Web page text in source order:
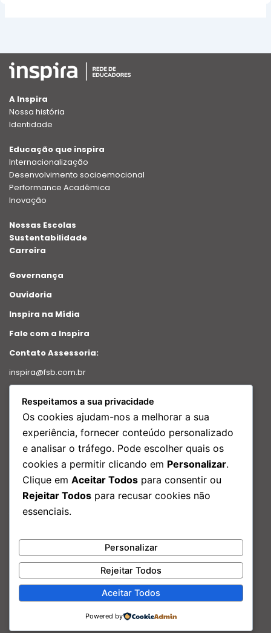
A Inspira
Nossa história
Identidade
Educação que inspira
Internacionalização
Desenvolvimento socioemocional
Performance Acadêmica
Inovação
Nossas Escolas
Sustentabilidade
Carreira
Governança
Ouvidoria
Inspira na Mídia
Fale com a Inspira
Contato Assessoria:
inspira@fsb.com.br
Intranet
Relatório de transparência
Redes Sociais
Facebook
Instagram
Linkedin
Youtube
Nosso Endereço:
Rua São Bento, 29 – Edf. Porto Brasilis, 17º andar Centro, Rio de
Janeiro – RJ
Respeitamos a sua privacidade
Os cookies ajudam-nos a melhorar a sua
experiência, fornecer conteúdo personalizado
e analisar o tráfego. Pode escolher quais os
cookies a permitir clicando em Personalizar.
Clique em Aceitar Todos para consentir ou
Rejeitar Todos para recusar cookies não
essenciais.
Personalizar
Rejeitar Todos
Aceitar Todos
Powered by